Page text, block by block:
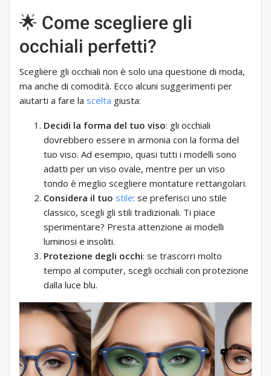
🌟 Come scegliere gli
occhiali perfetti?
Scegliere gli occhiali non è solo una questione di moda,
ma anche di comodità. Ecco alcuni suggerimenti per
aiutarti a fare la scelta giusta:
Decidi la forma del tuo viso: gli occhiali
dovrebbero essere in armonia con la forma del
tuo viso. Ad esempio, quasi tutti i modelli sono
adatti per un viso ovale, mentre per un viso
tondo è meglio scegliere montature rettangolari.
Considera il tuo stile: se preferisci uno stile
classico, scegli gli stili tradizionali. Ti piace
sperimentare? Presta attenzione ai modelli
luminosi e insoliti.
Protezione degli occhi: se trascorri molto
tempo al computer, scegli occhiali con protezione
dalla luce blu.